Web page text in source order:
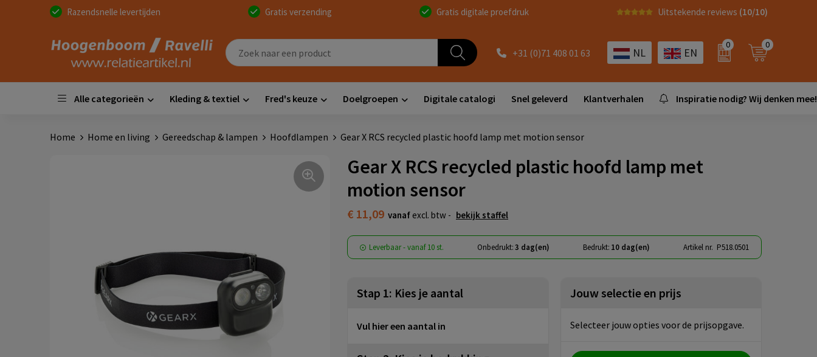
Razendsnelle levertijden Gratis verzending Gratis digitale proefdruk Uitstekende reviews (10/10)
+31 (0)71 408 01 63 NL EN
0 0
Alle categorieën Kleding & textiel Fred's keuze Doelgroepen Digitale catalogi Snel geleverd Klantverhalen Inspiratie nodig? Wij denken mee!
Home Home en living Gereedschap & lampen Hoofdlampen Gear X RCS recycled plastic hoofd lamp met motion sensor
Gear X RCS recycled plastic hoofd lamp met
motion sensor
€ 11,09 vanaf excl. btw - bekijk staffel
Leverbaar-vanaf10 st. Onbedrukt:3 dag(en) Bedrukt: 10 dag(en) Artikel nr. P518.0501
Stap 1: Kies je aantal
Vul hier een aantal in
Jouw selectie en prijs
Selecteer jouw opties voor de prijsopgave.